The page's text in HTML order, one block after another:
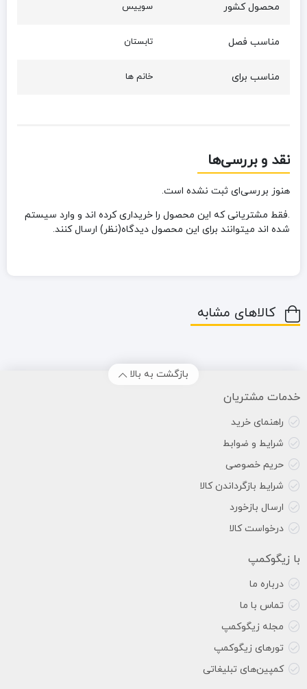
محصول کشور سوییس
مناسب فصل تابستان
مناسب برای خانم ها
نقد و بررسی‌ها
هنوز بررسی‌ای ثبت نشده است.
.فقط مشتریانی که این محصول را خریداری کرده اند و وارد سیستم
شده اند میتوانند برای این محصول دیدگاه(نظر) ارسال کنند.
کالاهای مشابه
بازگشت به بالا
خدمات مشتریان
راهنمای خرید
شرایط و ضوابط
حریم خصوصی
شرایط بازگرداندن کالا
ارسال بازخورد
درخواست کالا
با زیگوکمپ
درباره ما
تماس با ما
مجله زیگوکمپ
تورهای زیگوکمپ
کمپین‌های تبلیغاتی